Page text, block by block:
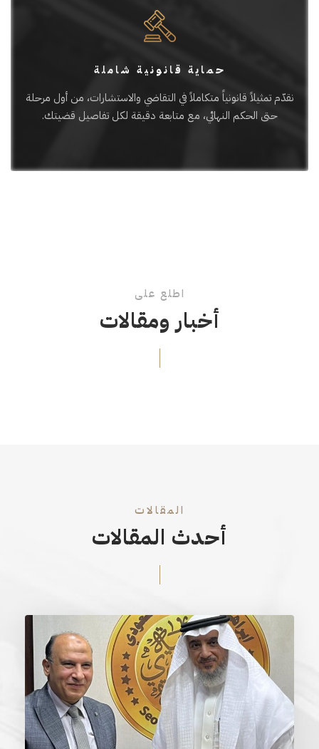
حماية قانونية شاملة
نقدّم تمثيلاً قانونياً متكاملاً في التقاضي والاستشارات، من أول مرحلة
حتى الحكم النهائي، مع متابعة دقيقة لكل تفاصيل قضيتك.
اطلع على
أخبار ومقالات
المقالات
أحدث المقالات